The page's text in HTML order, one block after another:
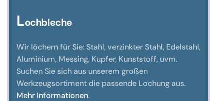
Lochbleche
Wir löchern für Sie: Stahl, verzinkter Stahl, Edelstahl,
Aluminium, Messing, Kupfer, Kunststoff, uvm.
Suchen Sie sich aus unserem großen
Werkzeugsortiment die passende Lochung aus.
Mehr Informationen.